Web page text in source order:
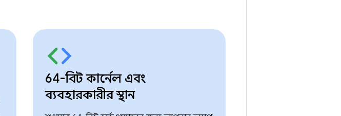
64-বিট কার্নেল এবং
ব্যবহারকারীর স্থান